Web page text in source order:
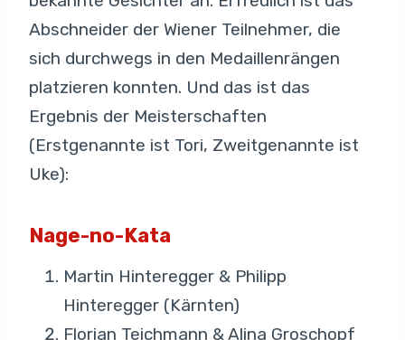
Abschneider der Wiener Teilnehmer, die
sich durchwegs in den Medaillenrängen
platzieren konnten. Und das ist das
Ergebnis der Meisterschaften
(Erstgenannte ist Tori, Zweitgenannte ist
Uke):
Nage-no-Kata
Martin Hinteregger & Philipp
Hinteregger (Kärnten)
Florian Teichmann & Alina Groschopf